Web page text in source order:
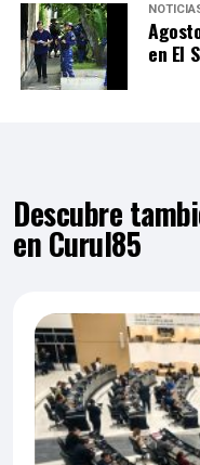
en El
Descubre
en Curul85